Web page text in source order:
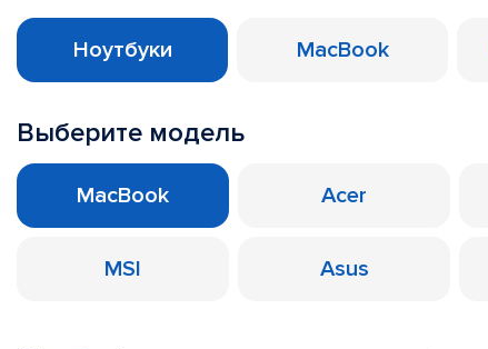
Ноутбуки MacBook
Выберите модель
MacBook Acer
MSI Asus